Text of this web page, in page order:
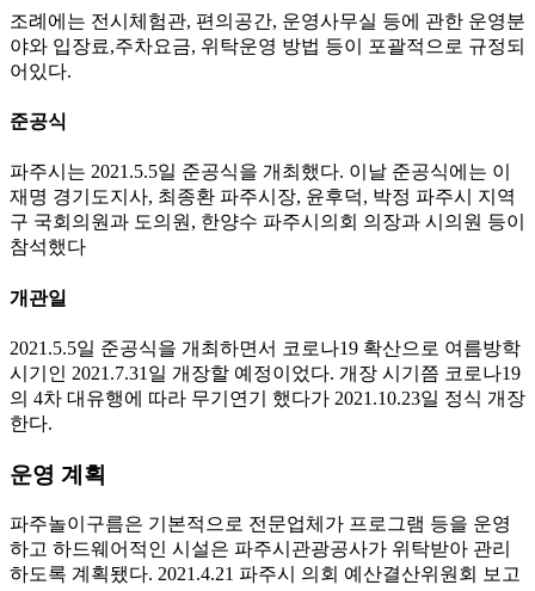
조례에는 전시체험관, 편의공간, 운영사무실 등에 관한 운영분
야와 입장료,주차요금, 위탁운영 방법 등이 포괄적으로 규정되
어있다.
준공식
파주시는 2021.5.5일 준공식을 개최했다. 이날 준공식에는 이
재명 경기도지사, 최종환 파주시장, 윤후덕, 박정 파주시 지역
구 국회의원과 도의원, 한양수 파주시의회 의장과 시의원 등이
참석했다
개관일
2021.5.5일 준공식을 개최하면서 코로나19 확산으로 여름방학
시기인 2021.7.31일 개장할 예정이었다. 개장 시기쯤 코로나19
의 4차 대유행에 따라 무기연기 했다가 2021.10.23일 정식 개장
한다.
운영 계획
파주놀이구름은 기본적으로 전문업체가 프로그램 등을 운영
하고 하드웨어적인 시설은 파주시관광공사가 위탁받아 관리
하도록 계획됐다. 2021.4.21 파주시 의회 예산결산위원회 보고